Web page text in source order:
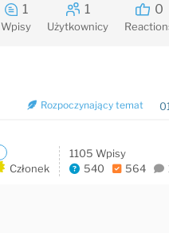
1
Wpisy
1
Użytkownicy
0
Rozpoczynający temat
Członek
1105 Wpisy
540
564